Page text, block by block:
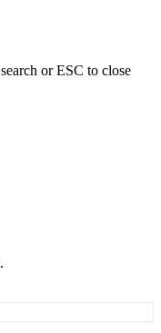
or ESC to close